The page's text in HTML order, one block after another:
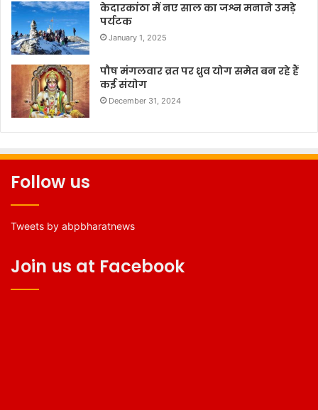
केदारकांठा में नए साल का जश्न मनाने उमड़े
पर्यटक
January 1, 2025
पौष मंगलवार व्रत पर ध्रुव योग समेत बन रहे हैं
कई संयोग
December 31, 2024
Follow us
Tweets by abpbharatnews
Join us at Facebook